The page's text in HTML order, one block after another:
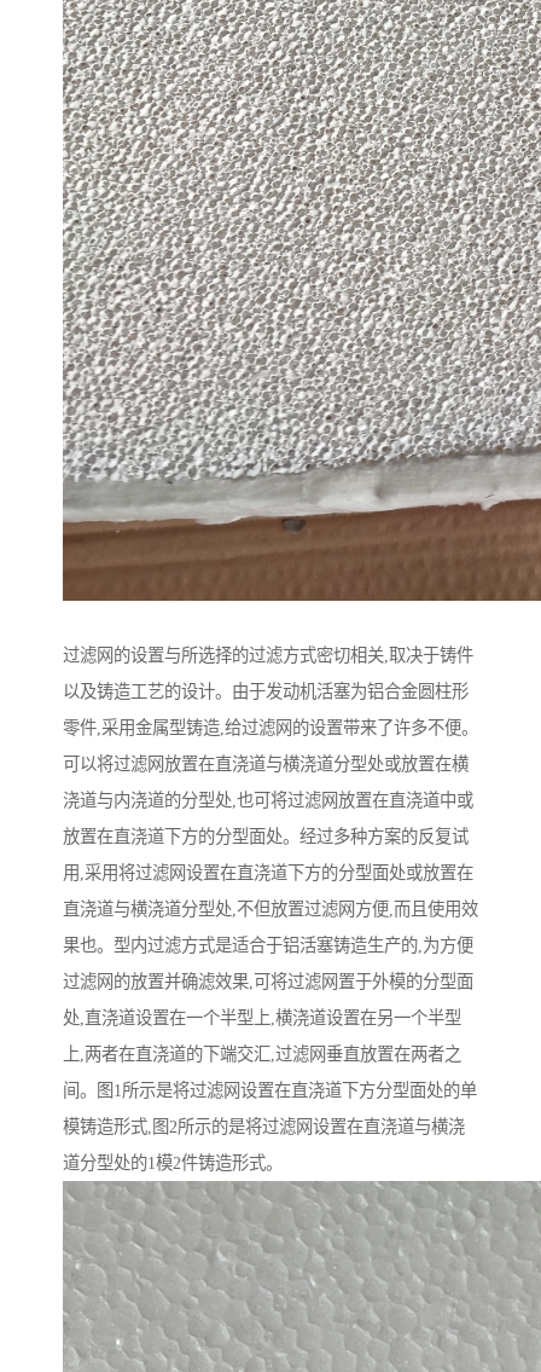
过滤网的设置与所选择的过滤方式密切相关,取决于铸件
以及铸造工艺的设计。由于发动机活塞为铝合金圆柱形
零件,采用金属型铸造,给过滤网的设置带来了许多不便。
可以将过滤网放置在直浇道与横浇道分型处或放置在横
浇道与内浇道的分型处,也可将过滤网放置在直浇道中或
放置在直浇道下方的分型面处。经过多种方案的反复试
用,采用将过滤网设置在直浇道下方的分型面处或放置在
直浇道与横浇道分型处,不但放置过滤网方便,而且使用效
果也。型内过滤方式是适合于铝活塞铸造生产的,为方便
过滤网的放置并确滤效果,可将过滤网置于外模的分型面
处,直浇道设置在一个半型上,横浇道设置在另一个半型
上,两者在直浇道的下端交汇,过滤网垂直放置在两者之
间。图1所示是将过滤网设置在直浇道下方分型面处的单
模铸造形式,图2所示的是将过滤网设置在直浇道与横浇
道分型处的1模2件铸造形式。